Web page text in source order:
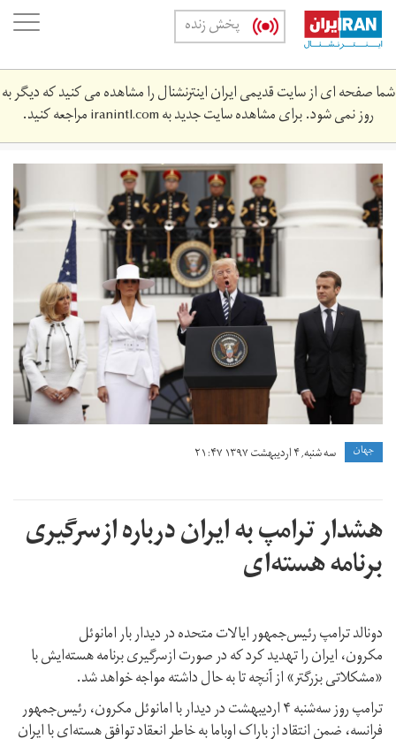
Skip
main
content
پخش زنده
شما صفحه ای از سایت قدیمی ایران اینترنشنال را مشاهده می کنید که دیگر به
روز نمی شود. برای مشاهده سایت جدید بهiranintl.comمراجعه کنید.
2018-
04-
france.jpg
جهان سه شنبه, ۴ اردیبهشت ۱۳۹۷ ۲۱:۴۷
هشدار ترامپ به ایران درباره ازسرگیری
برنامه هسته‌ای
دونالد ترامپ رئیس‌جمهور ایالات متحده در دیدار بار امانوئل
مکرون، ایران را تهدید کرد که در صورت ازسرگیری برنامه هسته‌ایش با
«مشکلاتی بزرگتر» از آنچه تا به حال داشته مواجه خواهد شد.
ترامپ روز سه‌شنبه ۴ اردیبهشت در دیدار با امانوئل مکرون، رئیس‌جمهور